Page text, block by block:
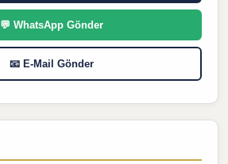
💬 WhatsApp Gönder
📧 E-Mail Gönder